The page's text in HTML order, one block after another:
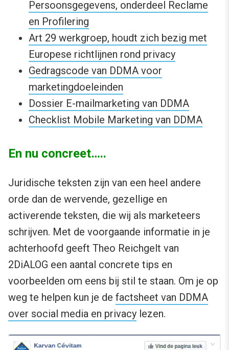
Persoonsgegevens, onderdeel Reclame
en Profilering
Art 29 werkgroep, houdt zich bezig met
Europese richtlijnen rond privacy
Gedragscode van DDMA voor
marketingdoeleinden
Dossier E-mailmarketing van DDMA
Checklist Mobile Marketing van DDMA
En nu concreet…..
Juridische teksten zijn van een heel andere
orde dan de wervende, gezellige en
activerende teksten, die wij als marketeers
schrijven. Met de voorgaande informatie in je
achterhoofd geeft Theo Reichgelt van
2DiALOG een aantal concrete tips en
voorbeelden om eens bij stil te staan. Om je op
weg te helpen kun je de factsheet van DDMA
over social media en privacy lezen.